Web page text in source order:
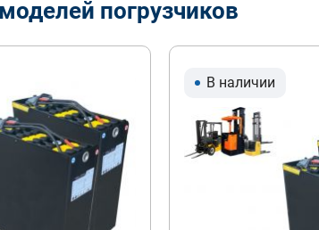
погрузчиков
В наличии